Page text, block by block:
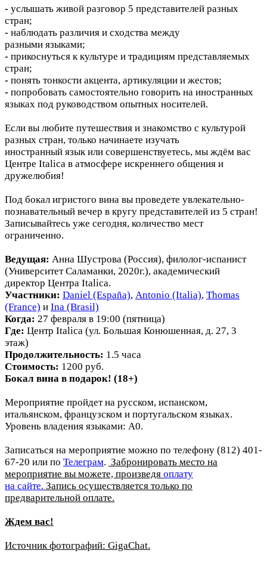
- услышать живой разговор 5 представителей разных
стран;
- наблюдать различия и сходства между
разными языками;
- прикоснуться к культуре и традициям представляемых
стран;
- понять тонкости акцента, артикуляции и жестов;
- попробовать самостоятельно говорить на иностранных
языках под руководством опытных носителей.
Если вы любите путешествия и знакомство с культурой
разных стран, только начинаете изучать
иностранный язык или совершенствуетесь, мы ждём вас
Центре Italica в атмосфере искреннего общения и
дружелюбия!
Под бокал игристого вина вы проведете увлекательно-
познавательный вечер в кругу представителей из 5 стран!
Записывайтесь уже сегодня, количество мест
ограниченно.
Ведущая: Анна Шустрова (Россия), филолог-испанист
(Университет Саламанки, 2020г.), академический
директор Центра Italica.
Участники: Daniel (España), Antonio (Italia), Thomas
(France) и Ina (Brasil)
Когда: 27 февраля в 19:00 (пятница)
Где: Центр Italica (ул. Большая Конюшенная, д. 27, 3
этаж)
Продолжительность: 1.5 часа
Стоимость: 1200 руб.
Бокал вина в подарок! (18+)
Мероприятие пройдет на русском, испанском,
итальянском, французском и португальском языках.
Уровень владения языками: А0.
Записаться на мероприятие можно по телефону (812) 401-
67-20 или по Телеграм. Забронировать место на
мероприятие вы можете, произведя оплату
на сайте. Запись осуществляется только по
предварительной оплате.
Ждем вас!
Источник фотографий: GigaChat.